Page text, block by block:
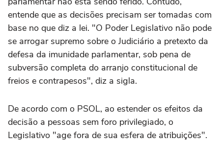
entende que as decisões precisam ser tomadas com
base no que diz a lei. "O Poder Legislativo não pode
se arrogar supremo sobre o Judiciário a pretexto da
defesa da imunidade parlamentar, sob pena de
subversão completa do arranjo constitucional de
freios e contrapesos", diz a sigla.
De acordo com o PSOL, ao estender os efeitos da
decisão a pessoas sem foro privilegiado, o
Legislativo "age fora de sua esfera de atribuições".